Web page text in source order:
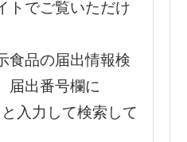
トでご覧いただけ
食品の届出情報検
届出番号欄に
と入力して検索して